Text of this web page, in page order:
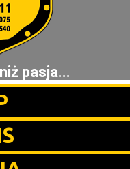
pasja...